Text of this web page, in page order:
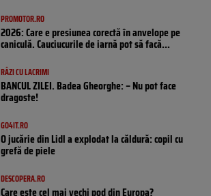
PROMOTOR.RO
2026: Care e presiunea corectă în anvelope pe
caniculă. Cauciucurile de iarnă pot să facă...
RÂZI CU LACRIMI
BANCUL ZILEI. Badea Gheorghe: – Nu pot face
dragoste!
GO4IT.RO
O jucărie din Lidl a explodat la căldură: copil cu
grefă de piele
DESCOPERA.RO
Care este cel mai vechi pod din Europa?